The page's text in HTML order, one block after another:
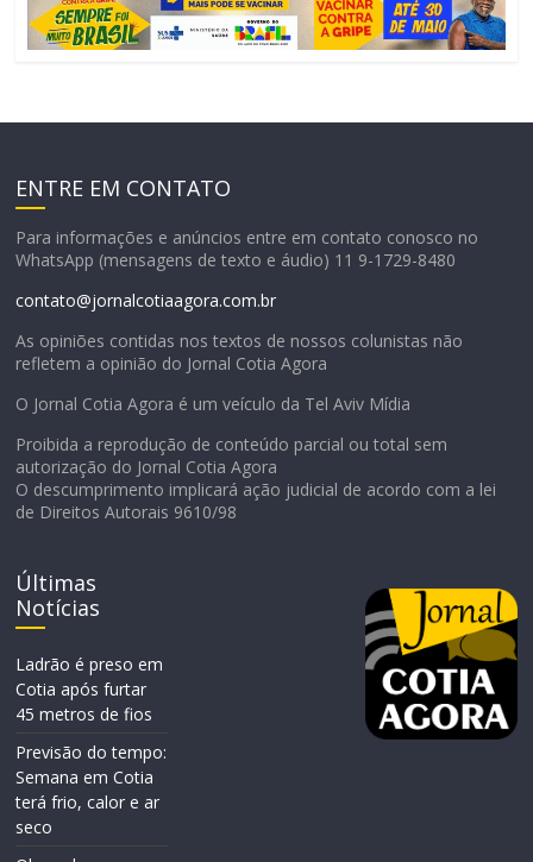
ENTRE EM CONTATO
Para informações e anúncios entre em contato conosco no
WhatsApp (mensagens de texto e áudio) 11 9-1729-8480
contato@jornalcotiaagora.com.br
As opiniões contidas nos textos de nossos colunistas não
refletem a opinião do Jornal Cotia Agora
O Jornal Cotia Agora é um veículo da Tel Aviv Mídia
Proibida a reprodução de conteúdo parcial ou total sem
autorização do Jornal Cotia Agora
O descumprimento implicará ação judicial de acordo com a lei
de Direitos Autorais 9610/98
Últimas
Notícias
Ladrão é preso em
Cotia após furtar
45 metros de fios
Previsão do tempo:
Semana em Cotia
terá frio, calor e ar
seco